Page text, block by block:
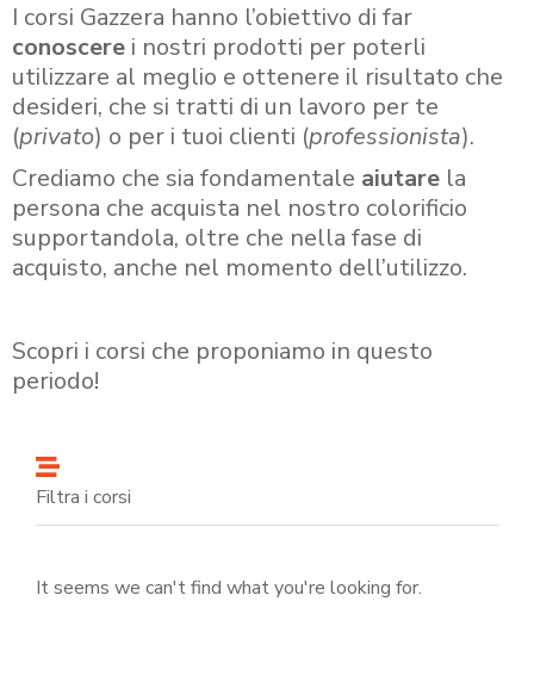
I corsi Gazzera hanno l’obiettivo di far
conoscere i nostri prodotti per poterli
utilizzare al meglio e ottenere il risultato che
desideri, che si tratti di un lavoro per te
(privato) o per i tuoi clienti (professionista).
Crediamo che sia fondamentale aiutare la
persona che acquista nel nostro colorificio
supportandola, oltre che nella fase di
acquisto, anche nel momento dell’utilizzo.
Scopri i corsi che proponiamo in questo
periodo!
Filtra i corsi
It seems we can't find what you're looking for.